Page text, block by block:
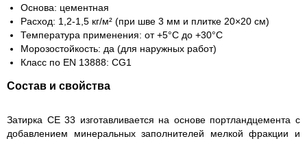
Основа: цементная
Расход: 1,2-1,5 кг/м² (при шве 3 мм и плитке 20×20 см)
Температура применения: от +5°C до +30°C
Морозостойкость: да (для наружных работ)
Класс по EN 13888: CG1
Состав и свойства
Затирка CE 33 изготавливается на основе портландцемента с
добавлением минеральных заполнителей мелкой фракции и